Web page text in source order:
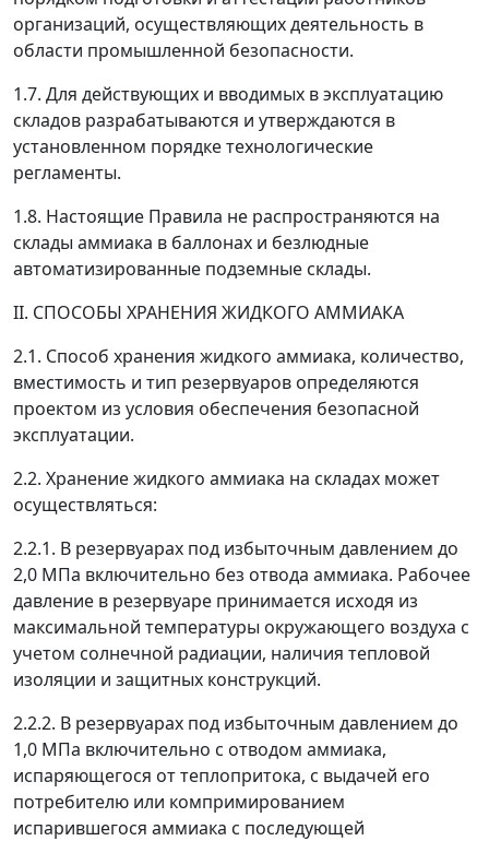
организаций, осуществляющих деятельность в
области промышленной безопасности.
1.7. Для действующих и вводимых в эксплуатацию
складов разрабатываются и утверждаются в
установленном порядке технологические
регламенты.
1.8. Настоящие Правила не распространяются на
склады аммиака в баллонах и безлюдные
автоматизированные подземные склады.
II. СПОСОБЫ ХРАНЕНИЯ ЖИДКОГО АММИАКА
2.1. Способ хранения жидкого аммиака, количество,
вместимость и тип резервуаров определяются
проектом из условия обеспечения безопасной
эксплуатации.
2.2. Хранение жидкого аммиака на складах может
осуществляться:
2.2.1. В резервуарах под избыточным давлением до
2,0 МПа включительно без отвода аммиака. Рабочее
давление в резервуаре принимается исходя из
максимальной температуры окружающего воздуха с
учетом солнечной радиации, наличия тепловой
изоляции и защитных конструкций.
2.2.2. В резервуарах под избыточным давлением до
1,0 МПа включительно с отводом аммиака,
испаряющегося от теплопритока, с выдачей его
потребителю или компримированием
испарившегося аммиака с последующей